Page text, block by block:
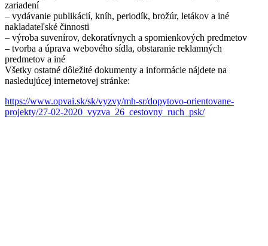
zariadení
– vydávanie publikácií, kníh, periodík, brožúr, letákov a iné
nakladateľské činnosti
– výroba suvenírov, dekoratívnych a spomienkových predmetov
– tvorba a úprava webového sídla, obstaranie reklamných
predmetov a iné
Všetky ostatné dôležité dokumenty a informácie nájdete na
nasledujúcej internetovej stránke:
https://www.opvai.sk/sk/vyzvy/mh-sr/dopytovo-orientovane-
projekty/27-02-2020_vyzva_26_cestovny_ruch_psk/